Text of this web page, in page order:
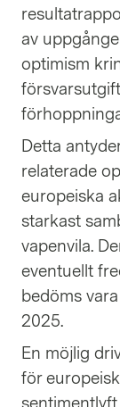
av
optimism
Detta
relaterade
europeiska
starkast
vapenvila.
eventuellt
bedöms
2025.
En möjlig
för